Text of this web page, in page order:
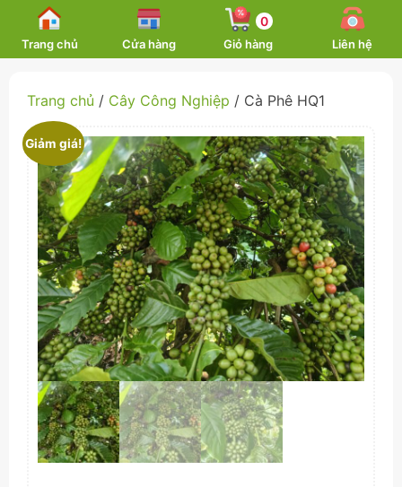
content
Trang chủ Cửa hàng
0
Giỏ hàng Liên hệ
Trang chủ / Cây Công Nghiệp / Cà Phê HQ1
Giảm giá!